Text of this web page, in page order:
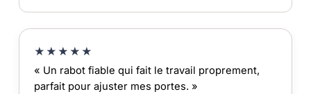
★★★★★
« Un rabot fiable qui fait le travail proprement,
parfait pour ajuster mes portes. »